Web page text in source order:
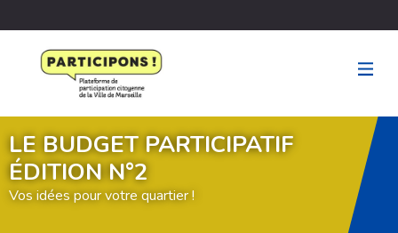
LE BUDGET PARTICIPATIF
ÉDITION N°2
Vos idées pour votre quartier !